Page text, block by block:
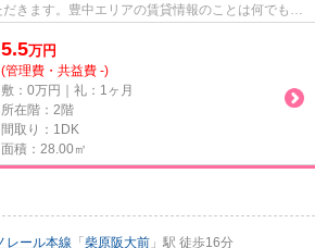
きます。豊中エリアの賃貸情報のことは何でもお
5.5万円
(管理費・共益費 -)
敷：0万円｜礼：1ヶ月
所在階：2階
間取り：1DK
面積：28.00㎡
レール本線 「 柴原阪大前 」駅 徒歩16分